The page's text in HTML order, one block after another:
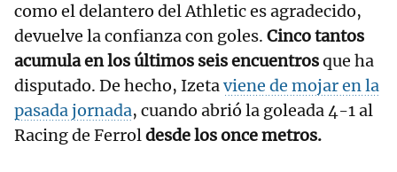
como el delantero del Athletic es agradecido,
devuelve la confianza con goles. Cinco tantos
acumula en los últimos seis encuentrosque ha
disputado. De hecho, Izetaviene de mojar en la
pasada jornada, cuando abrió la goleada 4-1 al
Racing de Ferroldesde los once metros.